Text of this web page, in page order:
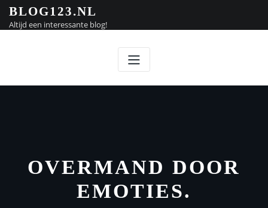
Doorgaan
naar
inhoud
BLOG123.NL
Altijd een interessante blog!
OVERMAND DOOR
EMOTIES.